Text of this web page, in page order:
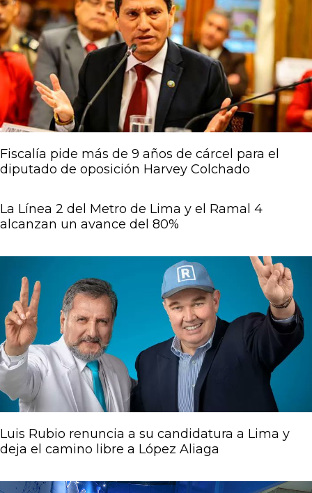
Fiscalía pide más de 9 años de cárcel para el
diputado de oposición Harvey Colchado
La Línea 2 del Metro de Lima y el Ramal 4
alcanzan un avance del 80%
Luis Rubio renuncia a su candidatura a Lima y
deja el camino libre a López Aliaga